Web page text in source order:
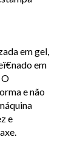
em gel,
em
e não
e